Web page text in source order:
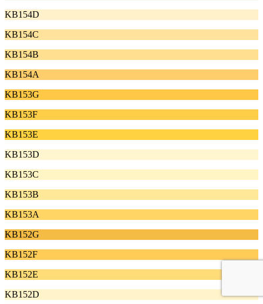
KB154D
KB154C
KB154B
KB154A
KB153G
KB153F
KB153E
KB153D
KB153C
KB153B
KB153A
KB152G
KB152F
KB152E
KB152D